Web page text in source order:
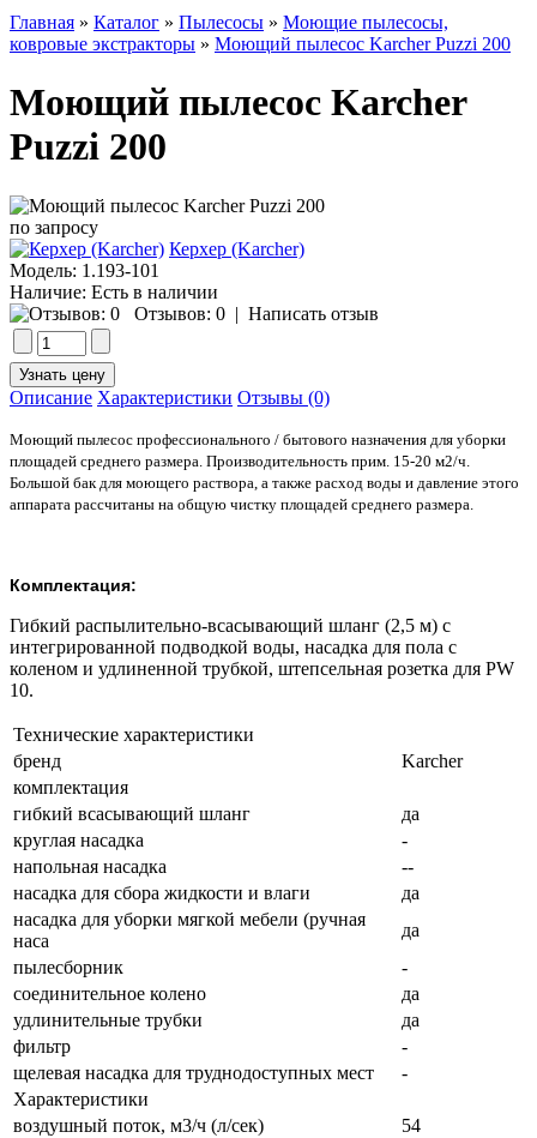
Главная » Каталог » Пылесосы » Моющие пылесосы,
ковровые экстракторы » Моющий пылесос Karcher Puzzi 200
Моющий пылесос Karcher
Puzzi 200
по запросу
Керхер (Karcher)
Модель: 1.193-101
Наличие: Есть в наличии
Отзывов: 0 | Написать отзыв
Описание Характеристики Отзывы (0)
Моющий пылесос профессионального / бытового назначения для уборки
площадей среднего размера. Производительность прим. 15-20 м2/ч.
Большой бак для моющего раствора, а также расход воды и давление этого
аппарата рассчитаны на общую чистку площадей среднего размера.
Комплектация:
Гибкий распылительно-всасывающий шланг (2,5 м) с
интегрированной подводкой воды, насадка для пола с
коленом и удлиненной трубкой, штепсельная розетка для PW
10.
Технические характеристики
бренд
Karcher
комплектация
гибкий всасывающий шланг
да
круглая насадка
-
напольная насадка
--
насадка для сбора жидкости и влаги
да
насадка для уборки мягкой мебели (ручная
наса
да
пылесборник
-
соединительное колено
да
удлинительные трубки
да
фильтр
-
щелевая насадка для труднодоступных мест
-
Характеристики
воздушный поток, м3/ч (л/сек)
54